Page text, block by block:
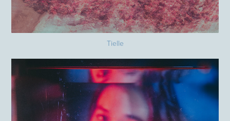
Tielle